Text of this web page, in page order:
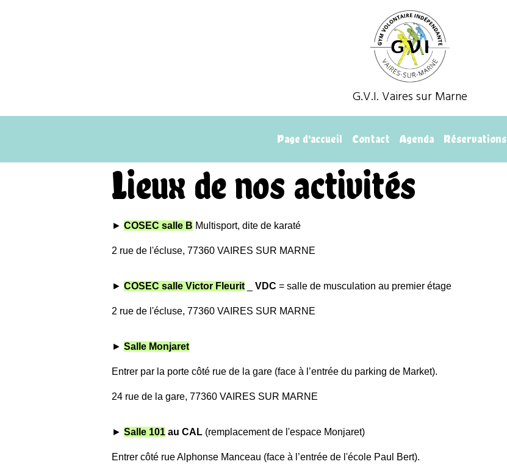
G.V.I. Vaires sur Marne
Page d'accueil Contact Agenda Réservations
Lieux de nos activités
► COSEC salle B Multisport, dite de karaté
2 rue de l'écluse, 77360 VAIRES SUR MARNE
► COSEC salle Victor Fleurit VDC = salle de musculation au premier étage
2 rue de l'écluse, 77360 VAIRES SUR MARNE
► Salle Monjaret
Entrer par la porte côté rue de la gare (face à l’entrée du parking de Market).
24 rue de la gare, 77360 VAIRES SUR MARNE
► Salle 101 au CAL (remplacement de l'espace Monjaret)
Entrer côté rue Alphonse Manceau (face à l’entrée de l'école Paul Bert).